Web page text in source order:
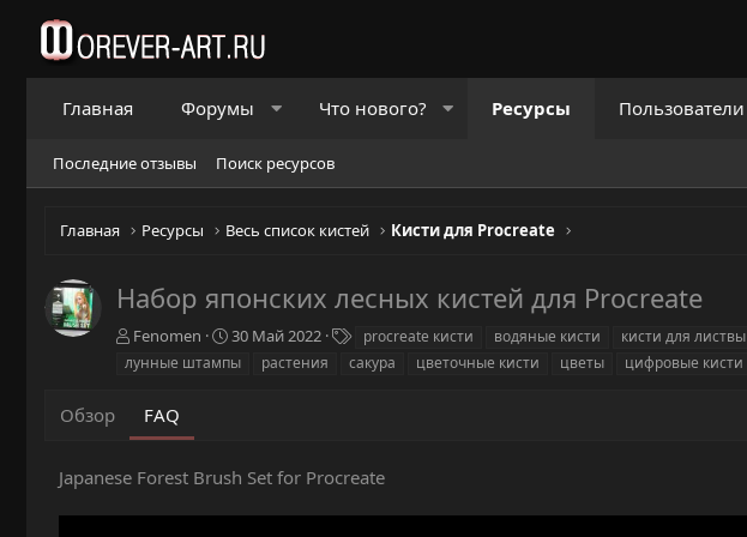
Главная Форумы Что нового? Ресурсы Пользователи
Последние отзывы Поиск ресурсов
Главная Ресурсы Весь список кистей Кисти для Procreate
Набор японских лесных кистей для Procreate
А
в
т
Fenomen
Д
а
д
30 Май 2022
е
procreate кисти водяные кисти кисти для листвы
лунные штампы
растения сакура цветочные кисти цветы цифровые кисти
Обзор FAQ
Japanese Forest Brush Set for Procreate